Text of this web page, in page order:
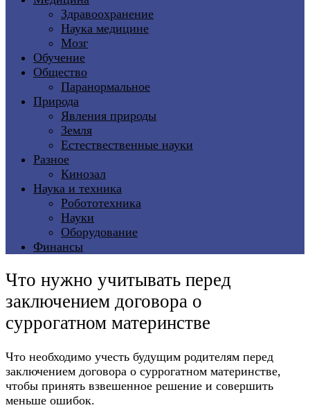
Здравоохранение
Наука медицине
Мозг
Обучение
Общество
Паранормальное
Природа
Явления природы
Земля
Естествественные науки
Разное
Кинозал
Наука и техника
Робототехника
Науки
Оборудование
Финансы
Что нужно учитывать перед
заключением договора о
суррогатном материнстве
Что необходимо учесть будущим родителям перед
заключением договора о суррогатном материнстве,
чтобы принять взвешенное решение и совершить
меньше ошибок.